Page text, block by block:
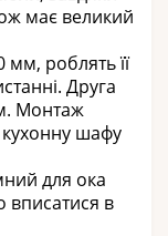
має великий
мм, роблять її
. Друга
. Монтаж
шафу
для ока
вписатися в